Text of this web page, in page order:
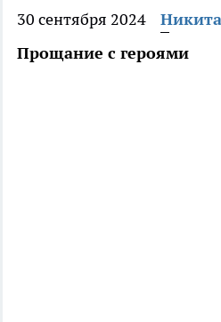
30 сентября 2024
Прощание с героями